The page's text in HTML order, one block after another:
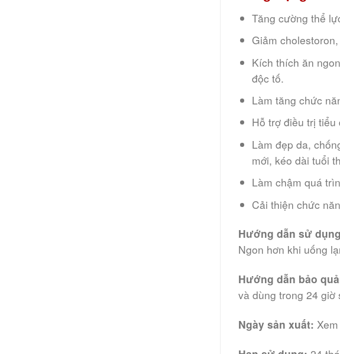
Tăng cường thể
Giảm
Kích thích ăn
độc tố.
Làm tăng chức
Hỗ trợ điều trị
Làm đẹp da,
mới, kéo dài tuổi
Làm chậm quá
Cải thiện chức
Hướng dẫn sử
Ngon hơn khi uống
Hướng dẫn bảo
và dùng trong 24 giờ
Ngày sản xuất: X